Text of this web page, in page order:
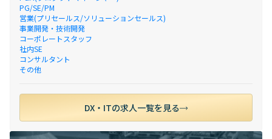
PG/SE/PM
営業(プリセールス/ソリューションセールス)
事業開発・技術開発
コーポレートスタッフ
社内SE
コンサルタント
その他
DX・ITの求人一覧を見る